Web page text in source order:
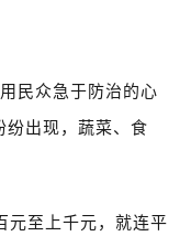
民众急于防治的心
纷出现，蔬菜、食
元至上千元，就连平